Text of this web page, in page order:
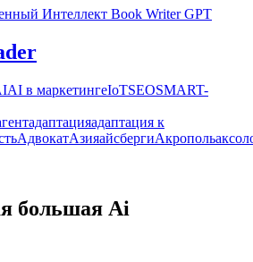
Интеллект Book Writer GPT
AI в маркетингеIoTSEOSMART-
адаптацияадаптация к
АдвокатАзияайсбергиАкрополь
большая Ai